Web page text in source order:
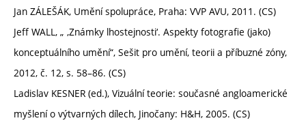
Jan ZÁLEŠÁK, Umění spolupráce, Praha: VVP AVU, 2011. (CS)
Jeff WALL, „ ‚Známky lhostejnosti‘. Aspekty fotografie (jako)
konceptuálního umění“, Sešit pro umění, teorii a příbuzné zóny,
2012, č. 12, s. 58–86. (CS)
Ladislav KESNER (ed.), Vizuální teorie: současné angloamerické
myšlení o výtvarných dílech, Jinočany: H&H, 2005. (CS)